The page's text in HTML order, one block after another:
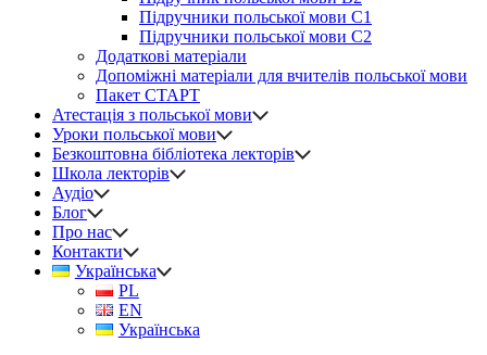
Підручники польської мови C1
Підручники польської мови C2
Додаткові матеріали
Допоміжні матеріали для вчителів польської мови
Пакет СТАРТ
Атестація з польської мови
Уроки польської мови
Безкоштовна бібліотека лекторів
Школа лекторів
Аудіо
Блог
Про нас
Контакти
Українська
PL
EN
Українська